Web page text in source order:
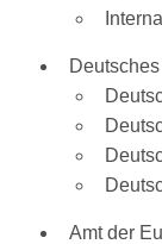
Amt der